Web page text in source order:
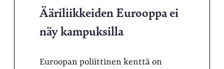
Ääriliikkeiden Eurooppa ei
näy kampuksilla
Euroopan poliittinen kenttä on